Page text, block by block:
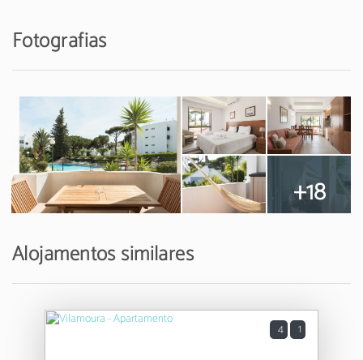
Fotografias
+18
Alojamentos similares
4 1